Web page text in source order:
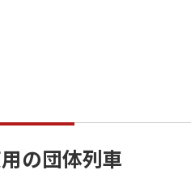
の団体列車